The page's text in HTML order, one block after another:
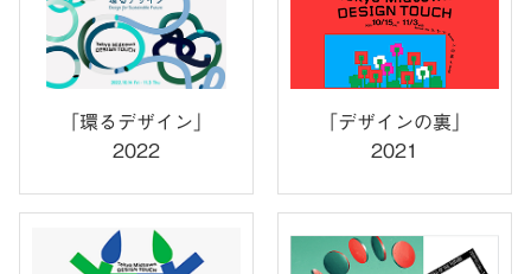
「環るデザイン」
2022
「デザインの裏」
2021